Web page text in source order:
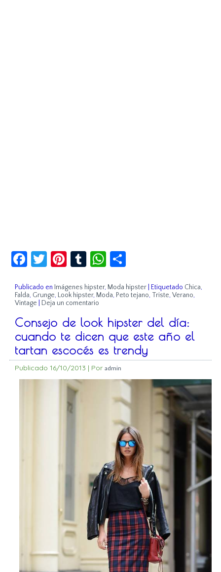
Facebook
Twitter
Pinterest
TumblrWhatsApp
Publicado en Imágenes hipster, Moda hipster Etiquetado Chica,
Falda, Grunge, Look hipster, Moda, Peto tejano, Triste,Verano,
Vintage
Deja un comentario
Consejo de look hipster del día:
cuando te dicen que este año el
tartan escocés es trendy
Publicado 16/10/2013 | Por admin